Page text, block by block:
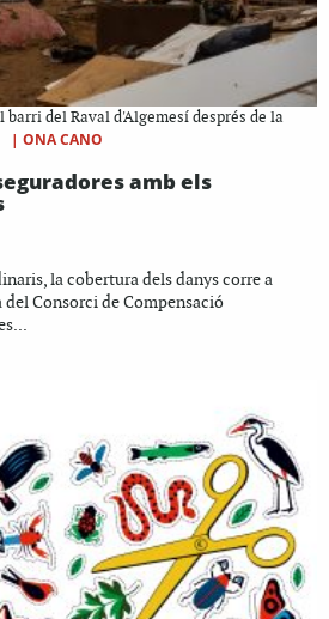
del Raval d'Algemesí després de la
| ONA CANO
amb els
la cobertura dels danys corre a
Consorci de Compensació